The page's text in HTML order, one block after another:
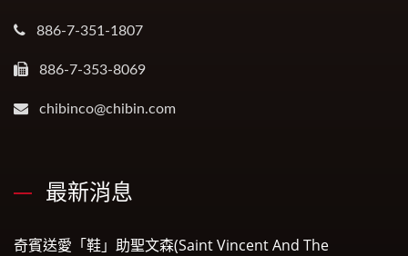
886-7-351-1807
886-7-353-8069
chibinco@chibin.com
最新消息
奇賓送愛「鞋」助聖文森(Saint Vincent And The